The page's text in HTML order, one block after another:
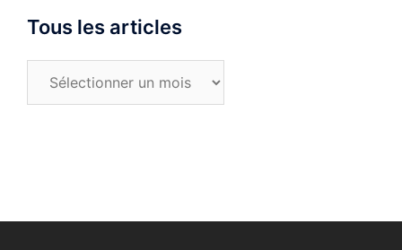
Tous les articles